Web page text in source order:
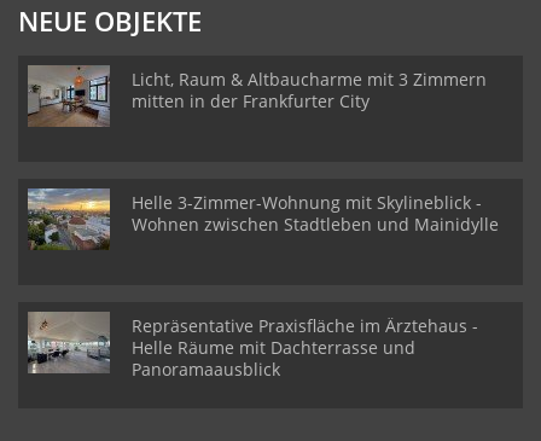
NEUE OBJEKTE
Licht, Raum & Altbaucharme mit 3 Zimmern
mitten in der Frankfurter City
Helle 3-Zimmer-Wohnung mit Skylineblick -
Wohnen zwischen Stadtleben und Mainidylle
Repräsentative Praxisfläche im Ärztehaus -
Helle Räume mit Dachterrasse und
Panoramaausblick